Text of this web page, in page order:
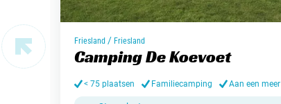
Friesland / Friesland
Camping De Koevoet
< 75 plaatsen Familiecamping Aan een meer